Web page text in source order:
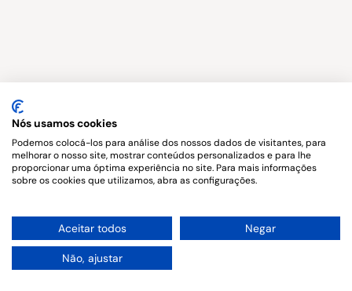
Nós usamos cookies
Podemos colocá-los para análise dos nossos dados de visitantes, para
melhorar o nosso site, mostrar conteúdos personalizados e para lhe
proporcionar uma óptima experiência no site. Para mais informações
sobre os cookies que utilizamos, abra as configurações.
Aceitar todos Negar
Não, ajustar